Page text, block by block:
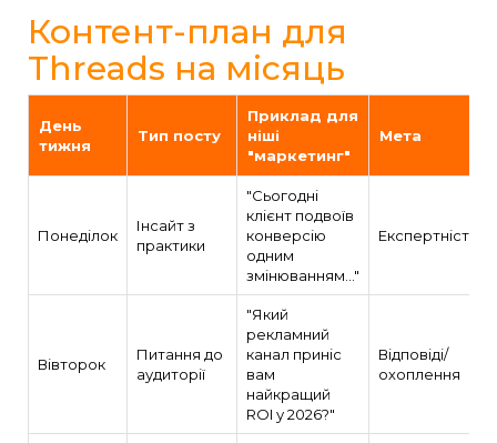
Контент-план для
Threads на місяць
День
тижня
Тип посту
Приклад для
ніші
"маркетинг"
Мета
Понеділок
Інсайт з
практики
"Сьогодні
клієнт подвоїв
конверсію
одним
змінюванням..."
Експертність
Вівторок
Питання до
аудиторії
"Який
рекламний
канал приніс
вам
найкращий
ROI у 2026?"
Відповіді/
охоплення